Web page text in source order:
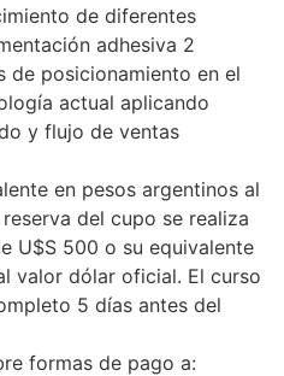
de diferentes
adhesiva 2
posicionamiento en el
actual aplicando
y flujo de ventas
en pesos argentinos al
del cupo se realiza
U$S 500 o su equivalente
valor dólar oficial. El curso
5 días antes del
formas de pago a: